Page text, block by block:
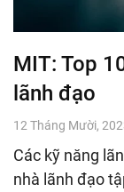
MIT: Top
lãnh đạo
12 Tháng Mười,
Các kỹ năng
nhà lãnh đạo